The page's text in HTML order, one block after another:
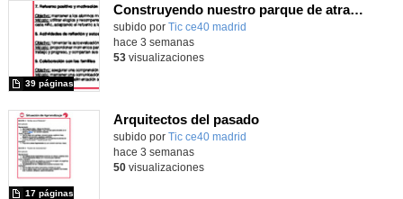
Construyendo nuestro parque de atracciones
subido por Tic ce40 madrid
39 páginas
hace 3 semanas
53visualizaciones
Arquitectos del pasado
subido por Tic ce40 madrid
17 páginas
hace 3 semanas
50visualizaciones